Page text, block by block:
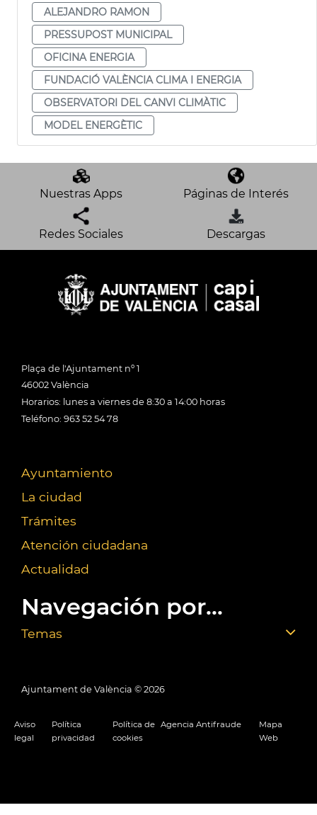
ALEJANDRO RAMON
PRESSUPOST MUNICIPAL
OFICINA ENERGIA
FUNDACIÓ VALÈNCIA CLIMA I ENERGIA
OBSERVATORI DEL CANVI CLIMÀTIC
MODEL ENERGÈTIC
Nuestras Apps Páginas de Interés
Redes Sociales Descargas
Plaça de l'Ajuntament nº 1
46002 València
Horarios: lunes a viernes de 8:30 a 14:00 horas
Teléfono: 963 52 54 78
Ayuntamiento
La ciudad
Trámites
Atención ciudadana
Actualidad
Navegación por...
Temas
Ajuntament de València © 2026
Aviso
legal
Política
privacidad
Política de
cookies
Agencia Antifraude
Mapa
Web